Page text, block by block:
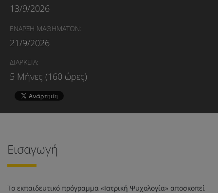
13/9/2026
ΕΝΑΡΞΗ ΜΑΘΗΜΑΤΩΝ:
21/9/2026
ΔΙΑΡΚΕΙΑ:
5 Μήνες (160 ώρες)
Εισαγωγή
Το εκπαιδευτικό πρόγραμμα «Ιατρική Ψυχολογία» αποσκοπεί